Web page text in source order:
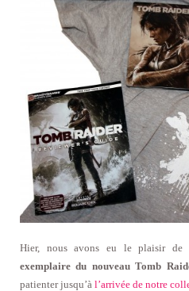
Hier, nous avons eu le plaisir de
exemplaire du nouveau Tomb
patienter jusqu’à l’arrivée de notre